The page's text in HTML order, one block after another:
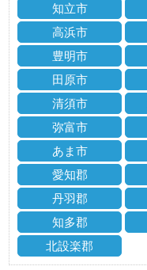
知立市
高浜市
豊明市
田原市
清須市
弥富市
あま市
愛知郡
丹羽郡
知多郡
北設楽郡